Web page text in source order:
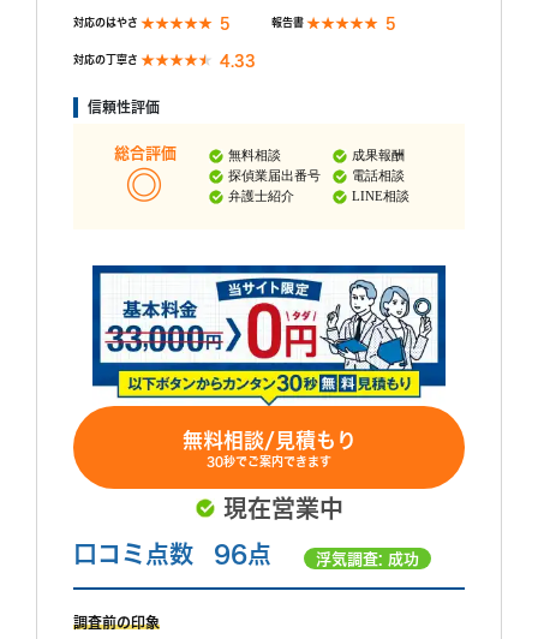
対応のはやさ 5 報告書 5
対応の丁寧さ 4.33
信頼性評価
総合評価
無料相談
探偵業届出番号
弁護士紹介
成果報酬
電話相談
LINE相談
無料相談/見積もり
30秒でご案内できます
現在営業中
口コミ点数
96点 浮気調査: 成功
調査前の印象